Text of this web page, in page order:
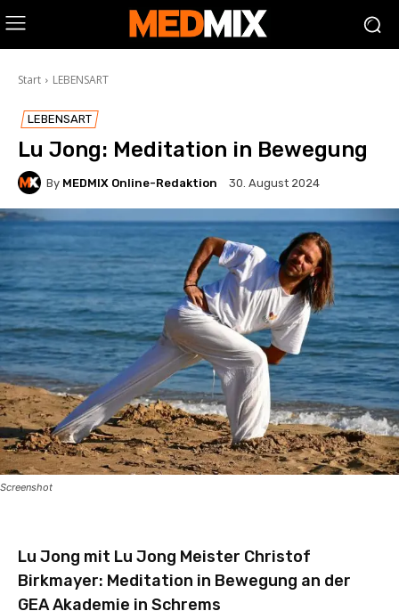
Start LEBENSART
LEBENSART
Lu Jong: Meditation in Bewegung
By MEDMIX Online-Redaktion 30. August 2024
Screenshot
Lu Jong mit Lu Jong Meister Christof
Birkmayer: Meditation in Bewegung an der
GEA Akademie in Schrems